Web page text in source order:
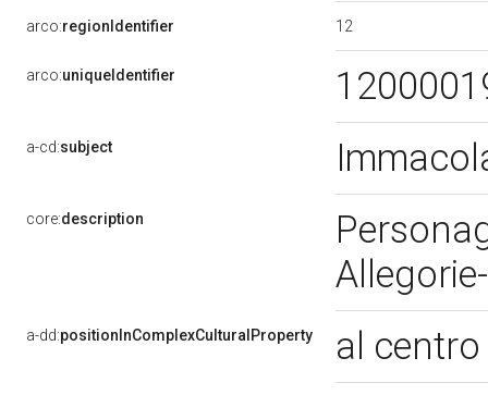
arco:regionIdentifier 12
arco:uniqueIdentifier
a-cd:subject
core:description
a-dd:positionInComplexCulturalProperty al centro